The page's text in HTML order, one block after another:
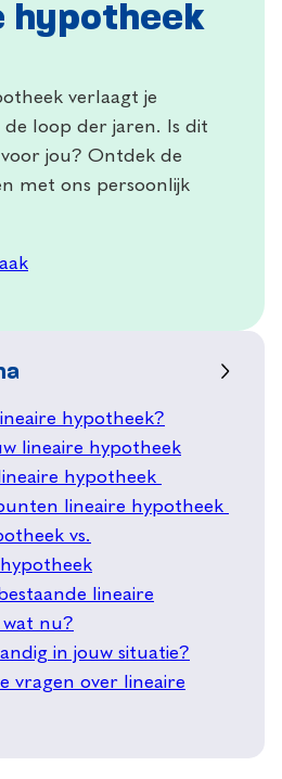
hypotheek
verlaagt je
loop der jaren. Is dit
jou? Ontdek de
met ons persoonlijk
hypotheek?
lineaire hypotheek
hypotheek
lineaire hypotheek
vs.
lineaire
nu?
in jouw situatie?
vragen over lineaire